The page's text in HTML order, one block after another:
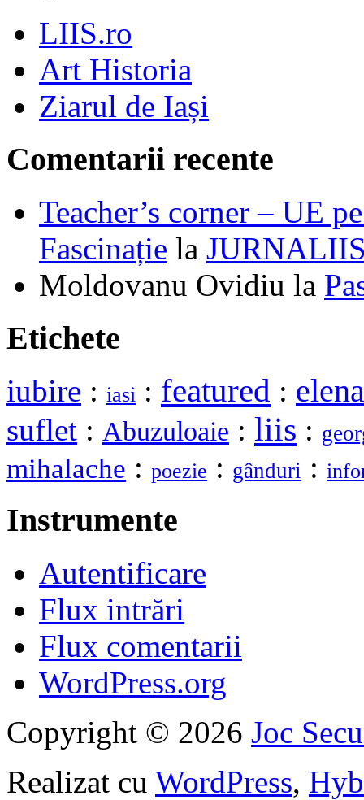
LIIS.ro
Art Historia
Ziarul de Iași
Comentarii recente
Teacher’s corner – UE
Fascinație la
Moldovanu Ovidiu la
Etichete
iubire : iasi : featured :
suflet : Abuzuloaie : liis :
mihalache : poezie : gânduri :
Instrumente
Autentificare
Flux intrări
Flux comentarii
WordPress.org
Copyright © 2026 Joc
Realizat cu WordPress,